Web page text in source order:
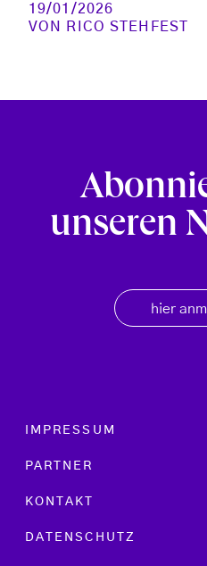
19/01/2026
VON
RICO STEHFEST
unseren
hier
Footer menu
IMPRESSUM
PARTNER
KONTAKT
DATENSCHUTZ